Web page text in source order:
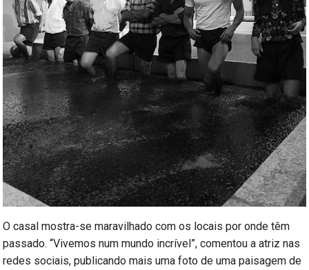
O casal mostra-se maravilhado com os locais por onde têm
passado. “Vivemos num mundo incrível”, comentou a atriz nas
redes sociais, publicando mais uma foto de uma paisagem de